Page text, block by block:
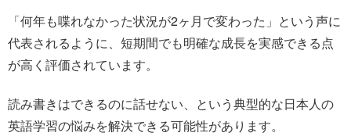
「何年も喋れなかった状況が2ヶ月で変わった」という声に
代表されるように、短期間でも明確な成長を実感できる点
が高く評価されています。
読み書きはできるのに話せない、という典型的な日本人の
英語学習の悩みを解決できる可能性があります。